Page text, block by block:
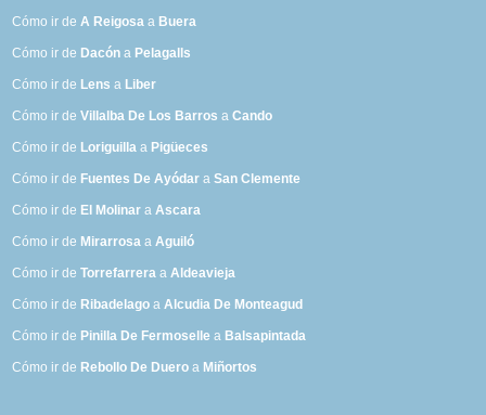
Cómo ir deA Reigosa a Buera
Cómo ir de Dacón a Pelagalls
Cómo ir de Lens a Liber
Cómo ir deVillalba De Los Barros aCando
Cómo ir de Loriguilla a Pigüeces
Cómo ir de Fuentes De Ayódar aSan Clemente
Cómo ir de El Molinar aAscara
Cómo ir de Mirarrosa aAguiló
Cómo ir deTorrefarrera aAldeavieja
Cómo ir de Ribadelago aAlcudia De Monteagud
Cómo ir de Pinilla De Fermoselle a Balsapintada
Cómo ir de Rebollo De Duero a Miñortos